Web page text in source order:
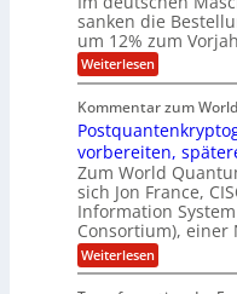
l
i
o
n
U
S
-
D
o
l
l
g
f
ü
r
E
M
E
A
u
n
d
L
t
i
r
d
C
h
i
e
f
C
u
s
t
o
m
e
r
O
g
e
r
ö
f
n
e
t
K
o
m
p
e
t
e
sanken die
um 12% zum
Weiterlesen:
A
f
t
r
a
g
s
d
ä
m
p
Kommentar zum
vorbereiten,
Zum World
sich Jon France,
Information
Consortium),
Weiterlesen:
P